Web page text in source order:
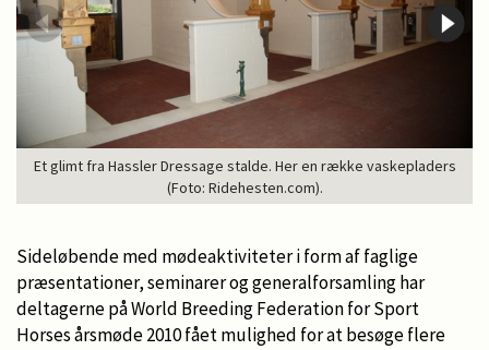
Et glimt fra Hassler Dressage stalde. Her en række vaskepladers
(Foto: Ridehesten.com).
Sideløbende med mødeaktiviteter i form af faglige
præsentationer, seminarer og generalforsamling har
deltagerne på World Breeding Federation for Sport
Horses årsmøde 2010 fået mulighed for at besøge flere